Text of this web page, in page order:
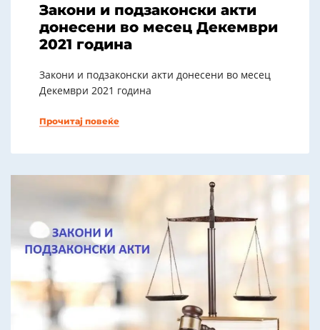
Закони и подзаконски акти
донесени во месец Декември
2021 година
Закони и подзаконски акти донесени во месец
Декември 2021 година
Прочитај повеќе